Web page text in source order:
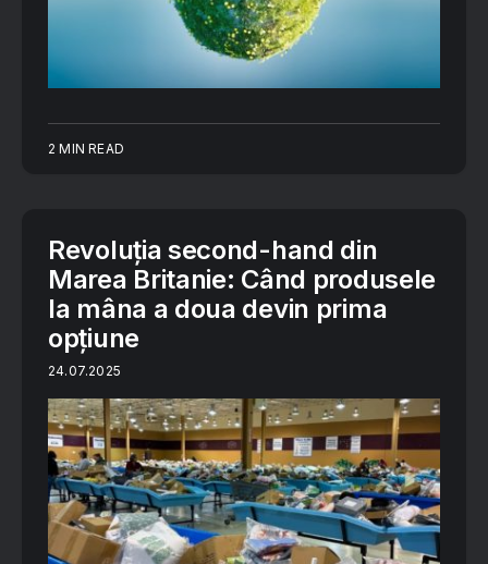
2 MIN READ
Revoluția second-hand din
Marea Britanie: Când produsele
la mâna a doua devin prima
opțiune
24.07.2025